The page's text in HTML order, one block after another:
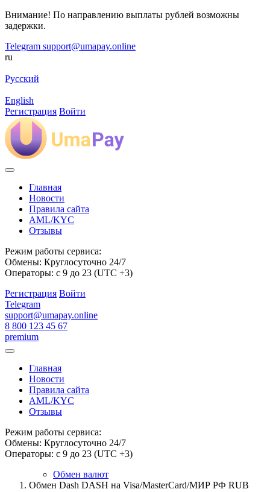
Внимание! По направлению выплаты рублей возможны
задержки.
Telegram support@umapay.online
ru
Русский
English
Регистрация Войти
Главная
Новости
Правила сайта
AML/KYC
Отзывы
Режим работы сервиса:
Обмены: Круглосуточно 24/7
Операторы: с 9 до 23 (UTC +3)
Регистрация Войти
Telegram
support@umapay.online
8 800 123 45 67
premium
Главная
Новости
Правила сайта
AML/KYC
Отзывы
Режим работы сервиса:
Обмены: Круглосуточно 24/7
Операторы: с 9 до 23 (UTC +3)
Обмен валют
Обмен Dash DASH на Visa/MasterCard/МИР РФ RUB